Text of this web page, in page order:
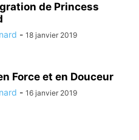
de Princess
- 18 janvier 2019
Force et en Douceur
- 16 janvier 2019